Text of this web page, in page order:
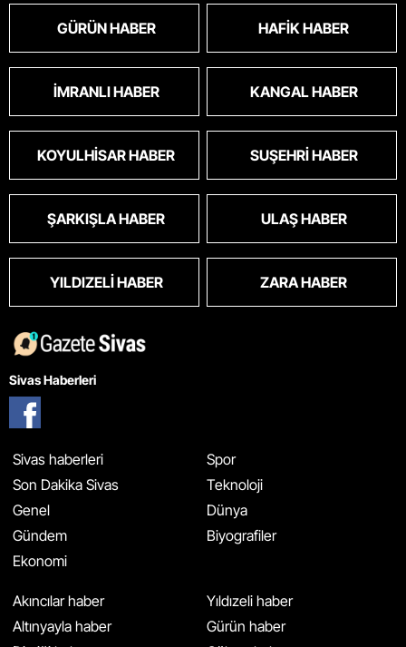
GÜRÜN HABER HAFIK HABER
İMRANLI HABER KANGAL HABER
KOYULHISAR HABER SUŞEHRI HABER
ŞARKIŞLA HABER ULAŞ HABER
YILDIZELI HABER ZARA HABER
Sivas Haberleri
Sivas haberleri
Son Dakika Sivas
Genel
Gündem
Ekonomi
Spor
Teknoloji
Dünya
Biyografiler
Akıncılar haber
Altınyayla haber
Yıldızeli haber
Gürün haber